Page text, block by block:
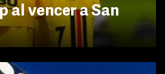
al vencer a San